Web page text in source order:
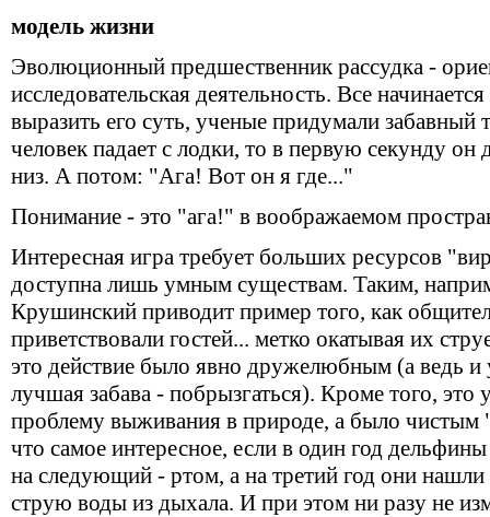
модель жизни
Эволюционный предшественник рассудка -
исследовательская деятельность. Все
выразить его суть, ученые придумали
человек падает с лодки, то в первую секунду он
низ. А потом: "Ага! Вот он я где..."
Понимание - это "ага!" в воображаемом
Интересная игра требует больших ресурсов
доступна лишь умным существам. Таким,
Крушинский приводит пример того, как
приветствовали гостей... метко окатывая их
это действие было явно дружелюбным (а ведь
лучшая забава - побрызгаться). Кроме того, это
проблему выживания в природе, а было
что самое интересное, если в один год
на следующий - ртом, а на третий год они
струю воды из дыхала. И при этом ни разу не